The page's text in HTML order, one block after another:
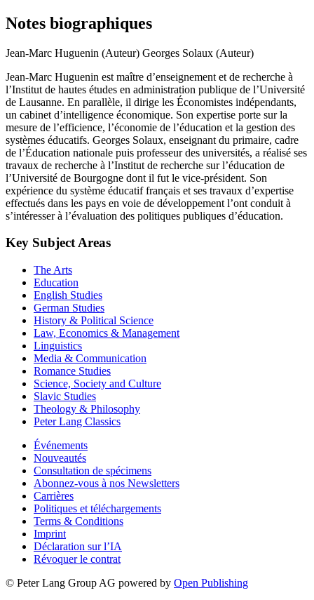
Notes biographiques
Jean-Marc Huguenin (Auteur) Georges Solaux (Auteur)
Jean-Marc Huguenin est maître d’enseignement et de recherche à
l’Institut de hautes études en administration publique de l’Université
de Lausanne. En parallèle, il dirige les Économistes indépendants,
un cabinet d’intelligence économique. Son expertise porte sur la
mesure de l’efficience, l’économie de l’éducation et la gestion des
systèmes éducatifs. Georges Solaux, enseignant du primaire, cadre
de l’Éducation nationale puis professeur des universités, a réalisé ses
travaux de recherche à l’Institut de recherche sur l’éducation de
l’Université de Bourgogne dont il fut le vice-président. Son
expérience du système éducatif français et ses travaux d’expertise
effectués dans les pays en voie de développement l’ont conduit à
s’intéresser à l’évaluation des politiques publiques d’éducation.
Key Subject Areas
The Arts
Education
English Studies
German Studies
History & Political Science
Law, Economics & Management
Linguistics
Media & Communication
Romance Studies
Science, Society and Culture
Slavic Studies
Theology & Philosophy
Peter Lang Classics
Événements
Nouveautés
Consultation de spécimens
Abonnez-vous à nos Newsletters
Carrières
Politiques et téléchargements
Terms & Conditions
Imprint
Déclaration sur l’IA
Révoquer le contrat
© Peter Lang Group AG powered by Open Publishing